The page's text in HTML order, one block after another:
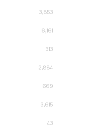
3,853
6,161
313
2,884
669
3,615
43